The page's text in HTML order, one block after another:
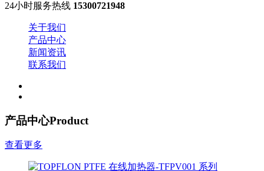
24小时服务热线 15300721948
关于我们
产品中心
新闻资讯
联系我们
产品中心Product
查看更多